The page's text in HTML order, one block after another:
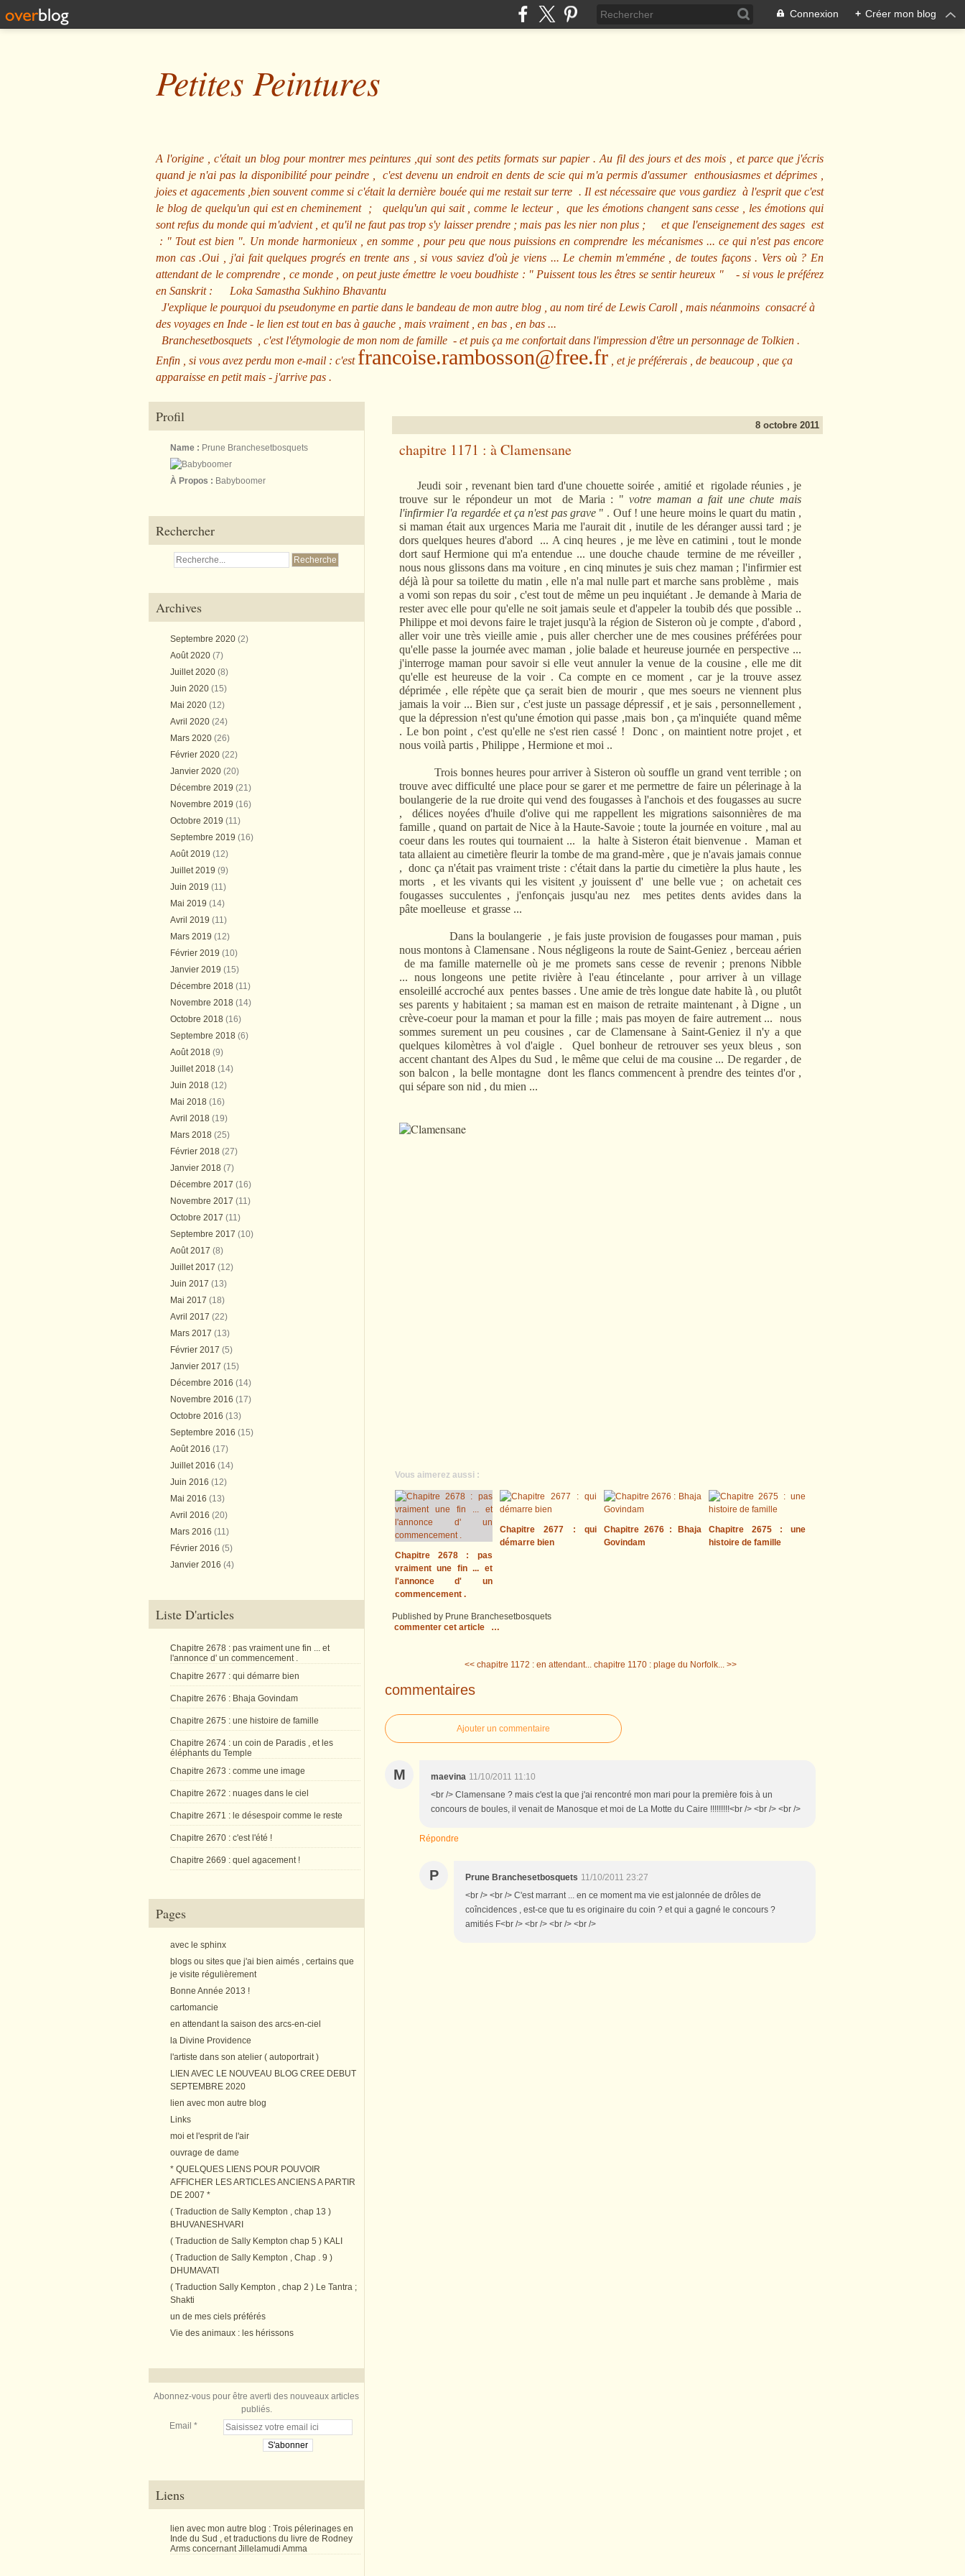
Connexion + Créer mon blog
Petites Peintures
A l'origine , c'était un blog pour montrer mes peintures ,qui sont des petits formats sur papier . Au fil des jours et des mois , et parce que j'écris
quand je n'ai pas la disponibilité pour peindre , c'est devenu un endroit en dents de scie qui m'a permis d'assumer enthousiasmes et déprimes ,
joies et agacements ,bien souvent comme si c'était la dernière bouée qui me restait sur terre . Il est nécessaire que vous gardiez à l'esprit que c'est
le blog de quelqu'un qui est en cheminement ; quelqu'un qui sait , comme le lecteur , que les émotions changent sans cesse , les émotions qui
sont refus du monde qui m'advient , et qu'il ne faut pas trop s'y laisser prendre ; mais pas les nier non plus ; et que l'enseignement des sages est
: " Tout est bien ". Un monde harmonieux , en somme , pour peu que nous puissions en comprendre les mécanismes ... ce qui n'est pas encore
mon cas .Oui , j'ai fait quelques progrés en trente ans , si vous saviez d'où je viens ... Le chemin m'emméne , de toutes façons . Vers où ? En
attendant de le comprendre , ce monde , on peut juste émettre le voeu boudhiste : " Puissent tous les êtres se sentir heureux " - si vous le préférez
en Sanskrit : Loka Samastha Sukhino Bhavantu
J'explique le pourquoi du pseudonyme en partie dans le bandeau de mon autre blog , au nom tiré de Lewis Caroll , mais néanmoins consacré à
des voyages en Inde - le lien est tout en bas à gauche , mais vraiment , en bas , en bas ...
Branchesetbosquets
, c'est l'étymologie de mon nom de famille - et puis ça me confortait dans l'impression d'être un personnage de Tolkien .
Enfin , si vous avez perdu mon e-mail : c'est francoise.rambosson@free.fr , et je préférerais , de beaucoup , que ça
apparaisse en petit mais - j'arrive pas .
Profil
Name : Prune Branchesetbosquets
À Propos : Babyboomer
Rechercher
Archives
Septembre 2020 (2)
Août 2020 (7)
Juillet 2020 (8)
Juin 2020 (15)
Mai 2020 (12)
Avril 2020 (24)
Mars 2020 (26)
Février 2020 (22)
Janvier 2020 (20)
Décembre 2019 (21)
Novembre 2019 (16)
Octobre 2019 (11)
Septembre 2019 (16)
Août 2019 (12)
Juillet 2019 (9)
Juin 2019 (11)
Mai 2019 (14)
Avril 2019 (11)
Mars 2019 (12)
Février 2019 (10)
Janvier 2019 (15)
Décembre 2018 (11)
Novembre 2018 (14)
Octobre 2018 (16)
Septembre 2018 (6)
Août 2018 (9)
Juillet 2018 (14)
Juin 2018 (12)
Mai 2018 (16)
Avril 2018 (19)
Mars 2018 (25)
Février 2018 (27)
Janvier 2018 (7)
Décembre 2017 (16)
Novembre 2017 (11)
Octobre 2017 (11)
Septembre 2017 (10)
Août 2017 (8)
Juillet 2017 (12)
Juin 2017 (13)
Mai 2017 (18)
Avril 2017 (22)
Mars 2017 (13)
Février 2017 (5)
Janvier 2017 (15)
Décembre 2016 (14)
Novembre 2016 (17)
Octobre 2016 (13)
Septembre 2016 (15)
Août 2016 (17)
Juillet 2016 (14)
Juin 2016 (12)
Mai 2016 (13)
Avril 2016 (20)
Mars 2016 (11)
Février 2016 (5)
Janvier 2016 (4)
Liste D'articles
Chapitre 2678 : pas vraiment une fin ... et
l'annonce d' un commencement .
Chapitre 2677 : qui démarre bien
Chapitre 2676 : Bhaja Govindam
Chapitre 2675 : une histoire de famille
Chapitre 2674 : un coin de Paradis , et les
éléphants du Temple
Chapitre 2673 : comme une image
Chapitre 2672 : nuages dans le ciel
Chapitre 2671 : le désespoir comme le reste
Chapitre 2670 : c'est l'été !
Chapitre 2669 : quel agacement !
Pages
avec le sphinx
blogs ou sites que j'ai bien aimés , certains que
je visite régulièrement
Bonne Année 2013 !
cartomancie
en attendant la saison des arcs-en-ciel
la Divine Providence
l'artiste dans son atelier ( autoportrait )
LIEN AVEC LE NOUVEAU BLOG CREE DEBUT
SEPTEMBRE 2020
lien avec mon autre blog
Links
moi et l'esprit de l'air
ouvrage de dame
* QUELQUES LIENS POUR POUVOIR
AFFICHER LES ARTICLES ANCIENS A PARTIR
DE 2007 *
( Traduction de Sally Kempton , chap 13 )
BHUVANESHVARI
( Traduction de Sally Kempton chap 5 ) KALI
( Traduction de Sally Kempton , Chap . 9 )
DHUMAVATI
( Traduction Sally Kempton , chap 2 ) Le Tantra ;
Shakti
un de mes ciels préférés
Vie des animaux : les hérissons
Abonnez-vous pour être averti des nouveaux articles
publiés.
Email
Liens
lien avec mon autre blog : Trois pélerinages en
Inde du Sud , et traductions du livre de Rodney
Arms concernant Jillelamudi Amma
8 octobre 2011
chapitre 1171 : à Clamensane
Jeudi soir , revenant bien tard d'une chouette soirée , amitié et rigolade réunies , je
trouve sur le répondeur un mot de Maria : "votre maman a fait une chute mais
l'infirmier l'a regardée et ça n'est pas grave" . Ouf ! une heure moins le quart du matin ,
si maman était aux urgences Maria me l'aurait dit , inutile de les déranger aussi tard ; je
dors quelques heures d'abord ... A cinq heures , je me lève en catimini , tout le monde
dort sauf Hermione qui m'a entendue ... une douche chaude termine de me réveiller ,
nous nous glissons dans ma voiture , en cinq minutes je suis chez maman ; l'infirmier est
déjà là pour sa toilette du matin , elle n'a mal nulle part et marche sans problème , mais
a vomi son repas du soir , c'est tout de même un peu inquiétant . Je demande à Maria de
rester avec elle pour qu'elle ne soit jamais seule et d'appeler la toubib dés que possible ..
Philippe et moi devons faire le trajet jusqu'à la région de Sisteron où je compte , d'abord ,
aller voir une très vieille amie , puis aller chercher une de mes cousines préférées pour
qu'elle passe la journée avec maman , jolie balade et heureuse journée en perspective ...
j'interroge maman pour savoir si elle veut annuler la venue de la cousine , elle me dit
qu'elle est heureuse de la voir . Ca compte en ce moment , car je la trouve assez
déprimée , elle répète que ça serait bien de mourir , que mes soeurs ne viennent plus
jamais la voir ... Bien sur , c'est juste un passage dépressif , et je sais , personnellement ,
que la dépression n'est qu'une émotion qui passe ,mais bon , ça m'inquiéte quand même
. Le bon point , c'est qu'elle ne s'est rien cassé ! Donc , on maintient notre projet , et
nous voilà partis , Philippe , Hermione et moi ..
Trois bonnes heures pour arriver à Sisteron où souffle un grand vent terrible ; on
trouve avec difficulté une place pour se garer et me permettre de faire un pélerinage à la
boulangerie de la rue droite qui vend des fougasses à l'anchois et des fougasses au sucre
, délices noyées d'huile d'olive qui me rappellent les migrations saisonnières de ma
famille , quand on partait de Nice à la Haute-Savoie ; toute la journée en voiture , mal au
coeur dans les routes qui tournaient ... la halte à Sisteron était bienvenue . Maman et
tata allaient au cimetière fleurir la tombe de ma grand-mère , que je n'avais jamais connue
, donc ça n'était pas vraiment triste : c'était dans la partie du cimetière la plus haute , les
morts , et les vivants qui les visitent ,y jouissent d' une belle vue ; on achetait ces
fougasses succulentes , j'enfonçais jusqu'au nez mes petites dents avides dans la
pâte moelleuse et grasse ...
Dans la boulangerie , je fais juste provision de fougasses pour maman , puis
nous montons à Clamensane . Nous négligeons la route de Saint-Geniez , berceau aérien
de ma famille maternelle où je me promets sans cesse de revenir ; prenons Nibble
... nous longeons une petite rivière à l'eau étincelante , pour arriver à un village
ensoleillé accroché aux pentes basses . Une amie de très longue date habite là , ou plutôt
ses parents y habitaient ; sa maman est en maison de retraite maintenant , à Digne , un
crève-coeur pour la maman et pour la fille ; mais pas moyen de faire autrement ... nous
sommes surement un peu cousines , car de Clamensane à Saint-Geniez il n'y a que
quelques kilomètres à vol d'aigle . Quel bonheur de retrouver ses yeux bleus , son
accent chantant des Alpes du Sud , le même que celui de ma cousine ... De regarder , de
son balcon , la belle montagne dont les flancs commencent à prendre des teintes d'or ,
qui sépare son nid , du mien ...
Vous aimerez aussi :
Chapitre 2678 : pas
vraiment une fin ... et
l'annonce d' un
commencement .
Chapitre 2677 : qui
démarre bien
Chapitre 2676 : Bhaja
Govindam
Chapitre 2675 : une
histoire de famille
Published by Prune Branchesetbosquets
commenter cet article
…
<< chapitre 1172 : en attendant... chapitre 1170 : plage du Norfolk... >>
commentaires
Ajouter un commentaire
M maevina 11/10/2011 11:10
<br /> Clamensane ? mais c'est la que j'ai rencontré mon mari pour la première fois à un
concours de boules, il venait de Manosque et moi de La Motte du Caire !!!!!!!!!<br /> <br /> <br />
Répondre
P Prune Branchesetbosquets 11/10/2011 23:27
<br /> <br /> C'est marrant ... en ce moment ma vie est jalonnée de drôles de
coîncidences , est-ce que tu es originaire du coin ? et qui a gagné le concours ?
amitiés F<br /> <br /> <br /> <br />